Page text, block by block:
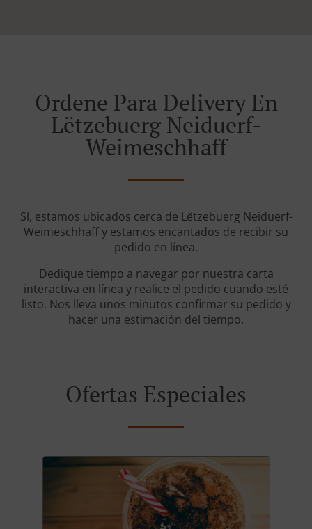
Ordene Para Delivery En
Lëtzebuerg Neiduerf-
Weimeschhaff
Sí, estamos ubicados cerca de Lëtzebuerg Neiduerf-
Weimeschhaff y estamos encantados de recibir su
pedido en línea.
Dedique tiempo a navegar por nuestra carta
interactiva en línea y realice el pedido cuando esté
listo. Nos lleva unos minutos confirmar su pedido y
hacer una estimación del tiempo.
Ofertas Especiales